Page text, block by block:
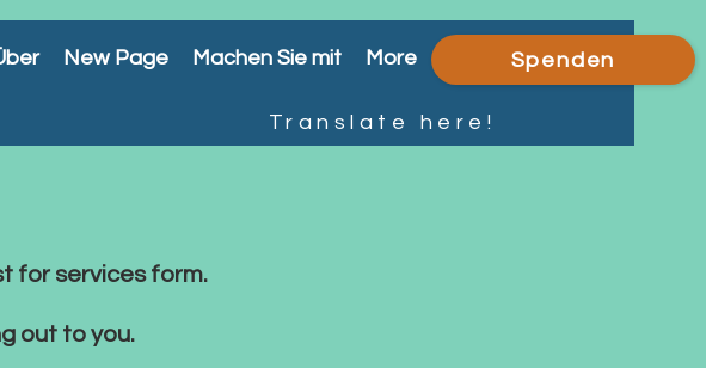
New Page Machen Sie mit More Spenden
Translate here!
for services form.
out to you.